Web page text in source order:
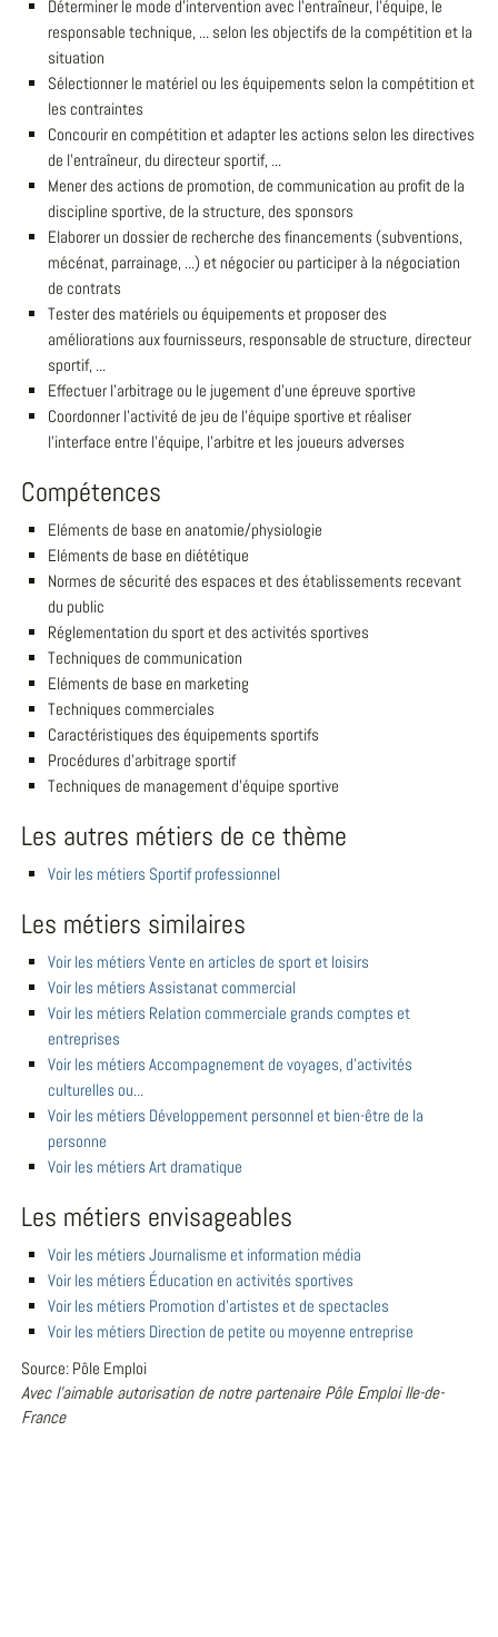
Déterminer le mode d'intervention avec l'entraîneur, l'équipe, le
responsable technique, ... selon les objectifs de la compétition et la
situation
Sélectionner le matériel ou les équipements selon la compétition et
les contraintes
Concourir en compétition et adapter les actions selon les directives
de l'entraîneur, du directeur sportif, ...
Mener des actions de promotion, de communication au profit de la
discipline sportive, de la structure, des sponsors
Elaborer un dossier de recherche des financements (subventions,
mécénat, parrainage, ...) et négocier ou participer à la négociation
de contrats
Tester des matériels ou équipements et proposer des
améliorations aux fournisseurs, responsable de structure, directeur
sportif, ...
Effectuer l'arbitrage ou le jugement d'une épreuve sportive
Coordonner l'activité de jeu de l'équipe sportive et réaliser
l'interface entre l'équipe, l'arbitre et les joueurs adverses
Compétences
Eléments de base en anatomie/physiologie
Eléments de base en diététique
Normes de sécurité des espaces et des établissements recevant
du public
Réglementation du sport et des activités sportives
Techniques de communication
Eléments de base en marketing
Techniques commerciales
Caractéristiques des équipements sportifs
Procédures d'arbitrage sportif
Techniques de management d'équipe sportive
Les autres métiers de ce thème
Voir les métiers Sportif professionnel
Les métiers similaires
Voir les métiers Vente en articles de sport et loisirs
Voir les métiers Assistanat commercial
Voir les métiers Relation commerciale grands comptes et
entreprises
Voir les métiers Accompagnement de voyages, d'activités
culturelles ou...
Voir les métiers Développement personnel et bien-être de la
personne
Voir les métiers Art dramatique
Les métiers envisageables
Voir les métiers Journalisme et information média
Voir les métiers Éducation en activités sportives
Voir les métiers Promotion d'artistes et de spectacles
Voir les métiers Direction de petite ou moyenne entreprise
Source: Pôle Emploi
Avec l'aimable autorisation de notre partenaire Pôle Emploi Ile-de-
France